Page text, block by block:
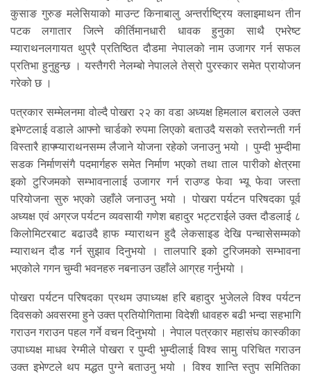
कुसाङ गुरुङ मलेसियाको माउन्ट किनाबालु अन्तर्राष्ट्रिय क्लाइमाथन तीन
पटक लगातार जित्ने कीर्तिमानधारी धावक हुनुका साथै एभरेष्ट
म्याराथनलगायत थुप्रै प्रतिष्ठित दौडमा नेपालको नाम उजागर गर्न सफल
प्रतिभा हुनुहुन्छ । यस्तैगरी नेलम्बो नेपालले तेस्रो पुरस्कार समेत प्रायोजन
गरेको छ ।
पत्रकार सम्मेलनमा वोल्दै पोखरा २२ का वडा अध्यक्ष हिमलाल बरालले उक्त
इभेण्टलाई वडाले आफ्नो चार्डको रुपमा लिएको बताउदै यसको स्तरोन्नती गर्न
विस्तारै हाफ्म्याराथनसम्म लैजाने योजना रहेको जनाउनु भयो । पुम्दी भुम्दीमा
सडक निर्माणसंगै पदमार्गहरु समेत निर्माण भएको तथा ताल पारीको क्षेत्रमा
इको टुरिजमको सम्भावनालाई उजागर गर्न राउण्ड फेवा भ्यू फेवा जस्ता
परियोजना सुरु भएको उहाँले जनाउनु भयो । पोखरा पर्यटन परिषदका पूर्व
अध्यक्ष एवं अग्रज पर्यटन व्यवसायी गणेश बहादुर भट्टराईले उक्त दौडलाई ८
किलोमिटरबाट बढाउदै हाफ म्याराथन हुदै लेकसाइड देखि पन्चासेसम्मको
म्याराथन दौड गर्न सुझाव दिनुभयो । तालपारि इको टुरिजमको सम्भावना
भएकोले गगन चुम्वी भवनहरु नबनाउन उहाँले आग्रह गर्नुभयो ।
पोखरा पर्यटन परिषदका प्रथम उपाध्यक्ष हरि बहादुर भुजेलले विश्व पर्यटन
दिवसको अवसरमा हुने उक्त प्रतियोगितामा विदेशी धावहरु बढी भन्दा सहभागि
गराउन गराउन पहल गर्ने वचन दिनुभयो । नेपाल पत्रकार महासंघ कास्कीका
उपाध्यक्ष माधव रेग्मीले पोखरा र पुम्दी भुम्दीलाई विश्व सामु परिचित गराउन
उक्त इभेण्टले थप मद्धत पुग्ने बताउनु भयो । विश्व शान्ति स्तुप समितिका